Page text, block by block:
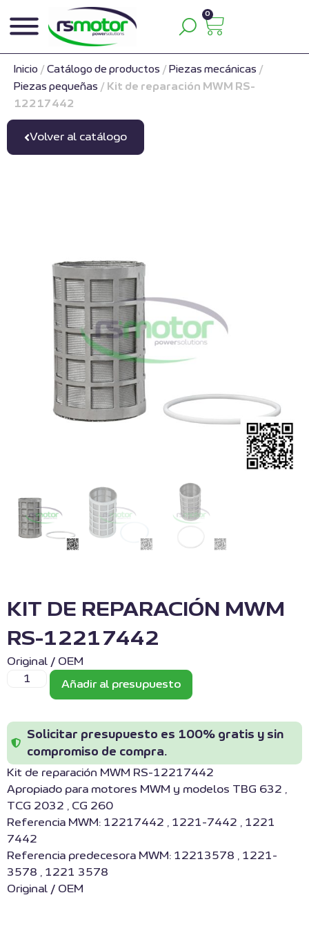
0
Inicio / Catálogo de productos / Piezas mecánicas /
Piezas pequeñas / Kit de reparación MWM RS-
12217442
Volver al catálogo
KIT DE REPARACIÓN MWM
RS-12217442
Original / OEM
Añadir al presupuesto
Solicitar presupuesto es 100% gratis y sin
compromiso de compra.
Kit de reparación MWM RS-12217442
Apropiado para motores MWM y modelos TBG 632 ,
TCG 2032 , CG 260
Referencia MWM: 12217442 , 1221-7442 , 1221
7442
Referencia predecesora MWM: 12213578 , 1221-
3578 , 1221 3578
Original / OEM